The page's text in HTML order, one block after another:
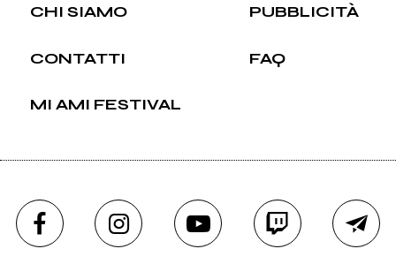
CHI SIAMO PUBBLICITÀ
CONTATTI FAQ
MI AMI FESTIVAL